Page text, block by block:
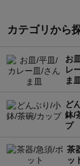
カテゴリから
お
レ
ま皿
ど
鉢/
プ
茶
ッ